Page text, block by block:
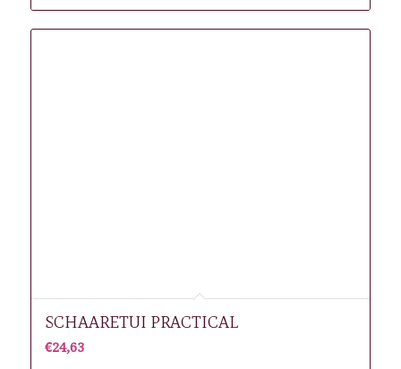
SCHAARETUI PRACTICAL
€24,63